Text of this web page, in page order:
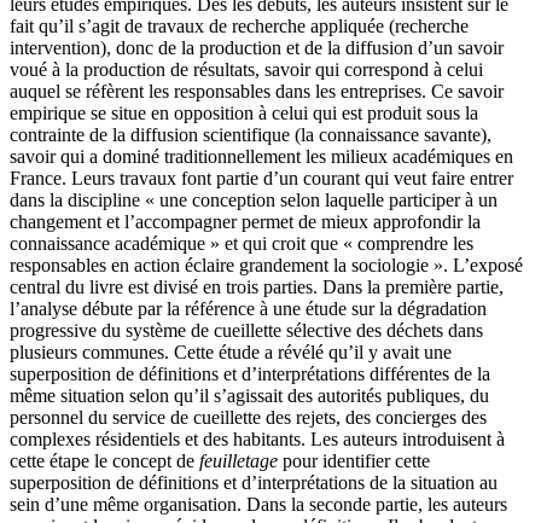
fait qu’il s’agit de travaux de recherche appliquée (recherche
intervention), donc de la production et de la diffusion d’un savoir
voué à la production de résultats, savoir qui correspond à celui
auquel se réfèrent les responsables dans les entreprises. Ce savoir
empirique se situe en opposition à celui qui est produit sous la
contrainte de la diffusion scientifique (la connaissance savante),
savoir qui a dominé traditionnellement les milieux académiques en
France. Leurs travaux font partie d’un courant qui veut faire entrer
dans la discipline « une conception selon laquelle participer à un
changement et l’accompagner permet de mieux approfondir la
connaissance académique » et qui croit que « comprendre les
responsables en action éclaire grandement la sociologie ». L’exposé
central du livre est divisé en trois parties. Dans la première partie,
l’analyse débute par la référence à une étude sur la dégradation
progressive du système de cueillette sélective des déchets dans
plusieurs communes. Cette étude a révélé qu’il y avait une
superposition de définitions et d’interprétations différentes de la
même situation selon qu’il s’agissait des autorités publiques, du
personnel du service de cueillette des rejets, des concierges des
complexes résidentiels et des habitants. Les auteurs introduisent à
cette étape le concept de feuilletage pour identifier cette
superposition de définitions et d’interprétations de la situation au
sein d’une même organisation. Dans la seconde partie, les auteurs